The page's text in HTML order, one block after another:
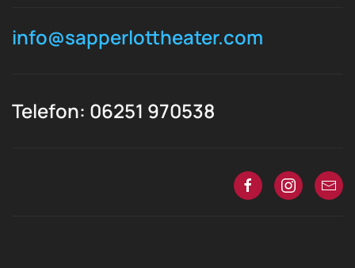
info@sapperlottheater.com
Telefon: 06251 970538